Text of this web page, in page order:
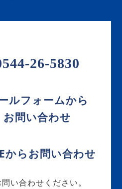
26-5830
ルフォームから
お問い合わせ
からお問い合わせ
い合わせください。